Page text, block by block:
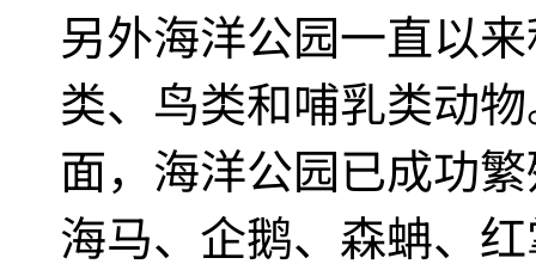
另外海洋公园一直以
类、鸟类和哺乳类动
面，海洋公园已成功
海马、企鹅、森蚺、